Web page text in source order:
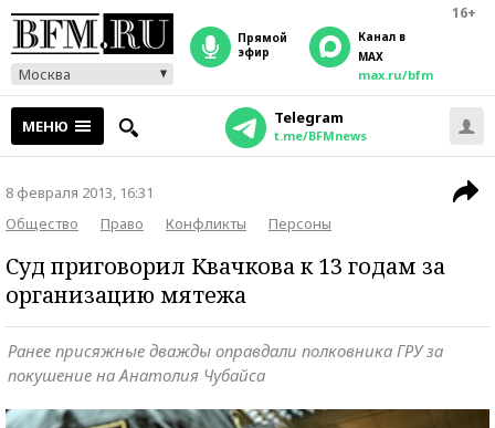
16+
Москва
прямой
эфир
Канал в
MAX
max.ru/bfm
МЕНЮ Telegram
t.me/BFMnews
8 февраля 2013, 16:31
Общество
Право Конфликты Персоны
Суд приговорил Квачкова к 13 годам за
организацию мятежа
Ранее присяжные дважды оправдали полковника ГРУ за
покушение на Анатолия Чубайса